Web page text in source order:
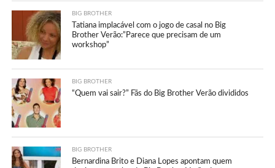
BIG BROTHER
Tatiana implacável com o jogo de casal no Big
Brother Verão:”Parece que precisam de um
workshop”
BIG BROTHER
“Quem vai sair?” Fãs do Big Brother Verão divididos
BIG BROTHER
Bernardina Brito e Diana Lopes apontam quem